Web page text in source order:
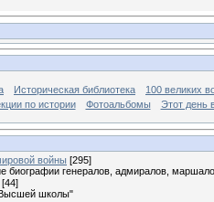
Историческая библиотека
100 великих
по истории
Фотоальбомы Этот день
войны [295]
биографии генералов, адмиралов,
[44]
Высшей школы"